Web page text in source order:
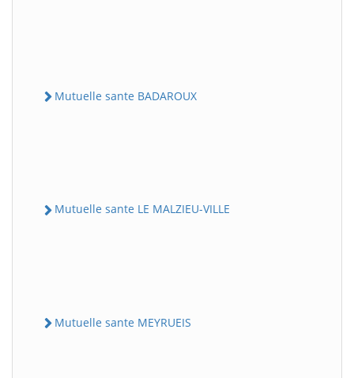
Mutuelle sante BADAROUX
Mutuelle sante LE MALZIEU-VILLE
Mutuelle sante MEYRUEIS